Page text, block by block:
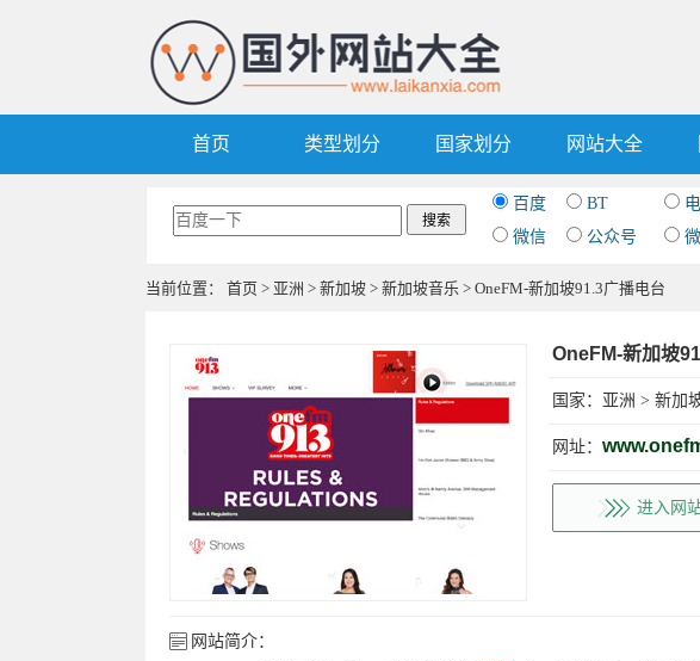
首页 类型划分 国家划分 网站大全
百度 BT
微信
公众号
当前位置： 首页 > 亚洲 > 新加坡 > 新加坡音乐 > OneFM-新加坡91.3广播电台
OneFM-新加坡
国家： 亚洲 > 新加
网址：
进入网
网站简介：